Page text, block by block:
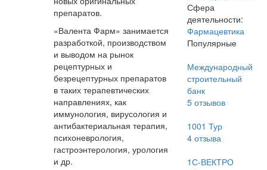
препаратов.
«Валента Фарм» занимается
разработкой, производством
и выводом на рынок
рецептурных и
безрецептурных препаратов
в таких терапевтических
направлениях, как
иммунология, вирусология и
антибактериальная терапия,
психоневрология,
гастроэнтерология, урология
и др.
Сфера
деятельности:
Фармацевтика
Популярные
Международный
строительный
банк
5отзывов
1001 Тур
4отзыва
1С-ВЕКТРО